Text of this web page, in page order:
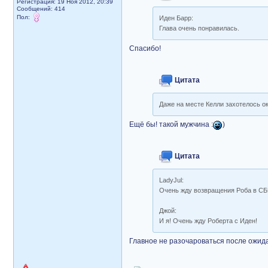
Регистрация: 19 Ноя 2012, 20:39
Сообщений: 414
Пол:
Иден Барр:
Глава очень понравилась.
Спасибо!
Цитата
Даже на месте Келли захотелось
Ещё бы! такой мужчина : )
Цитата
LadyJul:
Очень жду возвращения Роба в СБ!
Джой:
И я! Очень жду Роберта с Иден!
Главное не разочароваться после